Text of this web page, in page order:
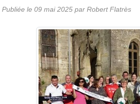
Publiée le 09 mai 2025 par Robert Flatrès